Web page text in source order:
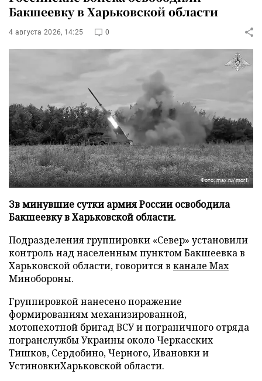
Бакшеевку в Харьковской области
4 августа 2026, 14:25 0
Фото: max.ru/morf
Зв минувшие сутки армия России освободила
Бакшеевку в Харьковской области.
Подразделения группировки «Север» установили
контроль над населенным пунктом Бакшеевка в
Харьковской области, говорится в канале Max
Минобороны.
Группировкой нанесено поражение
формированиям механизированной,
мотопехотной бригад ВСУ и пограничного отряда
погранслужбы Украины около Черкасских
Тишков, Сердобино, Черного, Ивановки и
УстиновкиХарьковской области.